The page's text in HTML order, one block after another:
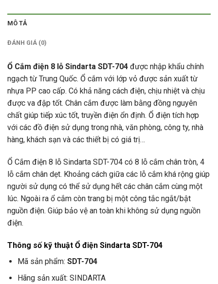
MÔ TẢ
ĐÁNH GIÁ (0)
Ổ Cắm điện 8 lỗ Sindarta SDT-704 được nhập khẩu chính
ngạch từ Trung Quốc. Ổ cắm với lớp vỏ được sản xuất từ
nhựa PP cao cấp. Có khả năng cách điện, chịu nhiệt và chịu
được va đập tốt. Chân cắm được làm bằng đồng nguyên
chất giúp tiếp xúc tốt, truyền điện ổn định. Ổ điện tích hợp
với các đồ điện sử dụng trong nhà, văn phòng, công ty, nhà
hàng, khách sạn và các thiết bị có giá trị…
Ổ Cắm điện 8 lỗ Sindarta SDT-704 có 8 lỗ cắm chân tròn, 4
lỗ cắm chân dẹt. Khoảng cách giữa các lỗ cắm khá rộng giúp
người sử dụng có thể sử dụng hết các chân cắm cùng một
lúc. Ngoài ra ổ cắm còn trang bị một công tắc ngắt/bật
nguồn điện. Giúp bảo vệ an toàn khi không sử dụng nguồn
điện.
Thông số kỹ thuật Ổ điện Sindarta SDT-704
Mã sản phẩm: SDT-704
Hãng sản xuất: SINDARTA